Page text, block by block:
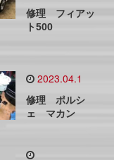
修理 フィアッ
ト500
2023.04.1
修理 ポルシ
ェ マカン